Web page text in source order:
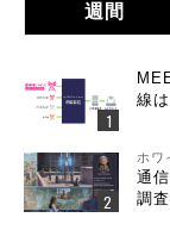
週間
線
ホワ
通
調